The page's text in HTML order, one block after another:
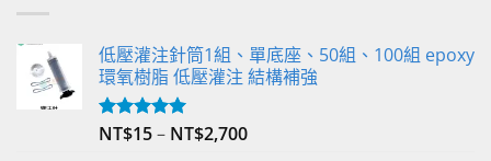
低壓灌注針筒1組、單底座、50組、100組 epoxy
環氧樹脂 低壓灌注 結構補強
評分5.00
NT$15– NT$2,700